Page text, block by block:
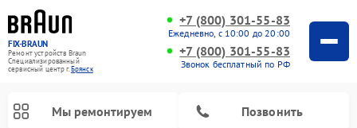
FIX-BRAUN
Ремонт устройств Braun
Специализированный
cервисный центр г.Брянск
+7 (800) 301-55-83
Ежедневно, с 10:00 до 20:00
+7 (800) 301-55-83
Звонок бесплатный по РФ
Мы ремонтируем Позвонить